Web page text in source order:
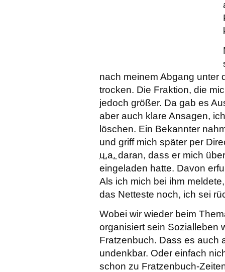
nach meinem Abgang unter
trocken. Die Fraktion, die
jedoch größer. Da gab es
aber auch klare Ansagen,
löschen. Ein Bekannter
und griff mich später per
u.a. daran, dass er mich
eingeladen hatte. Davon
Als ich mich bei ihm
das Netteste noch, ich sei
Wobei wir wieder beim
organisiert sein Sozialleben
Fratzenbuch. Dass es auch
undenkbar. Oder einfach
schon zu Fratzenbuch-